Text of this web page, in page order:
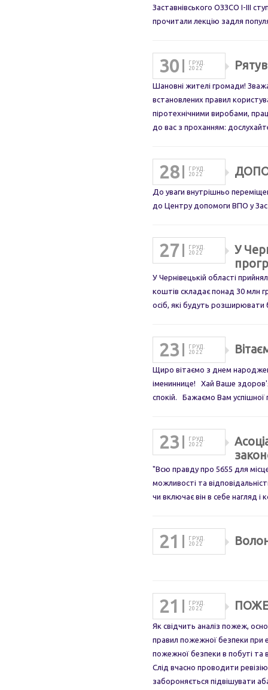
Заставнівського ОЗЗСО І-III
прочитали лекцію задля
30
ГРУД.
2022
Шановні жителі громади!
встановлених правил
піротехнічними виробами,
до вас з проханням:
28
ГРУД.
2022
До уваги внутрішньо
до Центру допомоги ВПО у
27
ГРУД.
2022
У
У Чернівецькій області
коштів складає понад 30 млн
осіб, які будуть розширювати
23
ГРУД.
2022
Щиро вітаємо з днем
імениннице! Хай Ваше
спокій. Бажаємо Вам
23
ГРУД.
2022
"Всю правду про 5655 для
можливості та
чи включає він в себе нагляд
21
ГРУД.
2022
21
ГРУД.
2022
Як свідчить аналіз пожеж,
правил пожежної безпеки при
пожежної безпеки в побуті та
Слід вчасно проводити
забороняється підвішувати